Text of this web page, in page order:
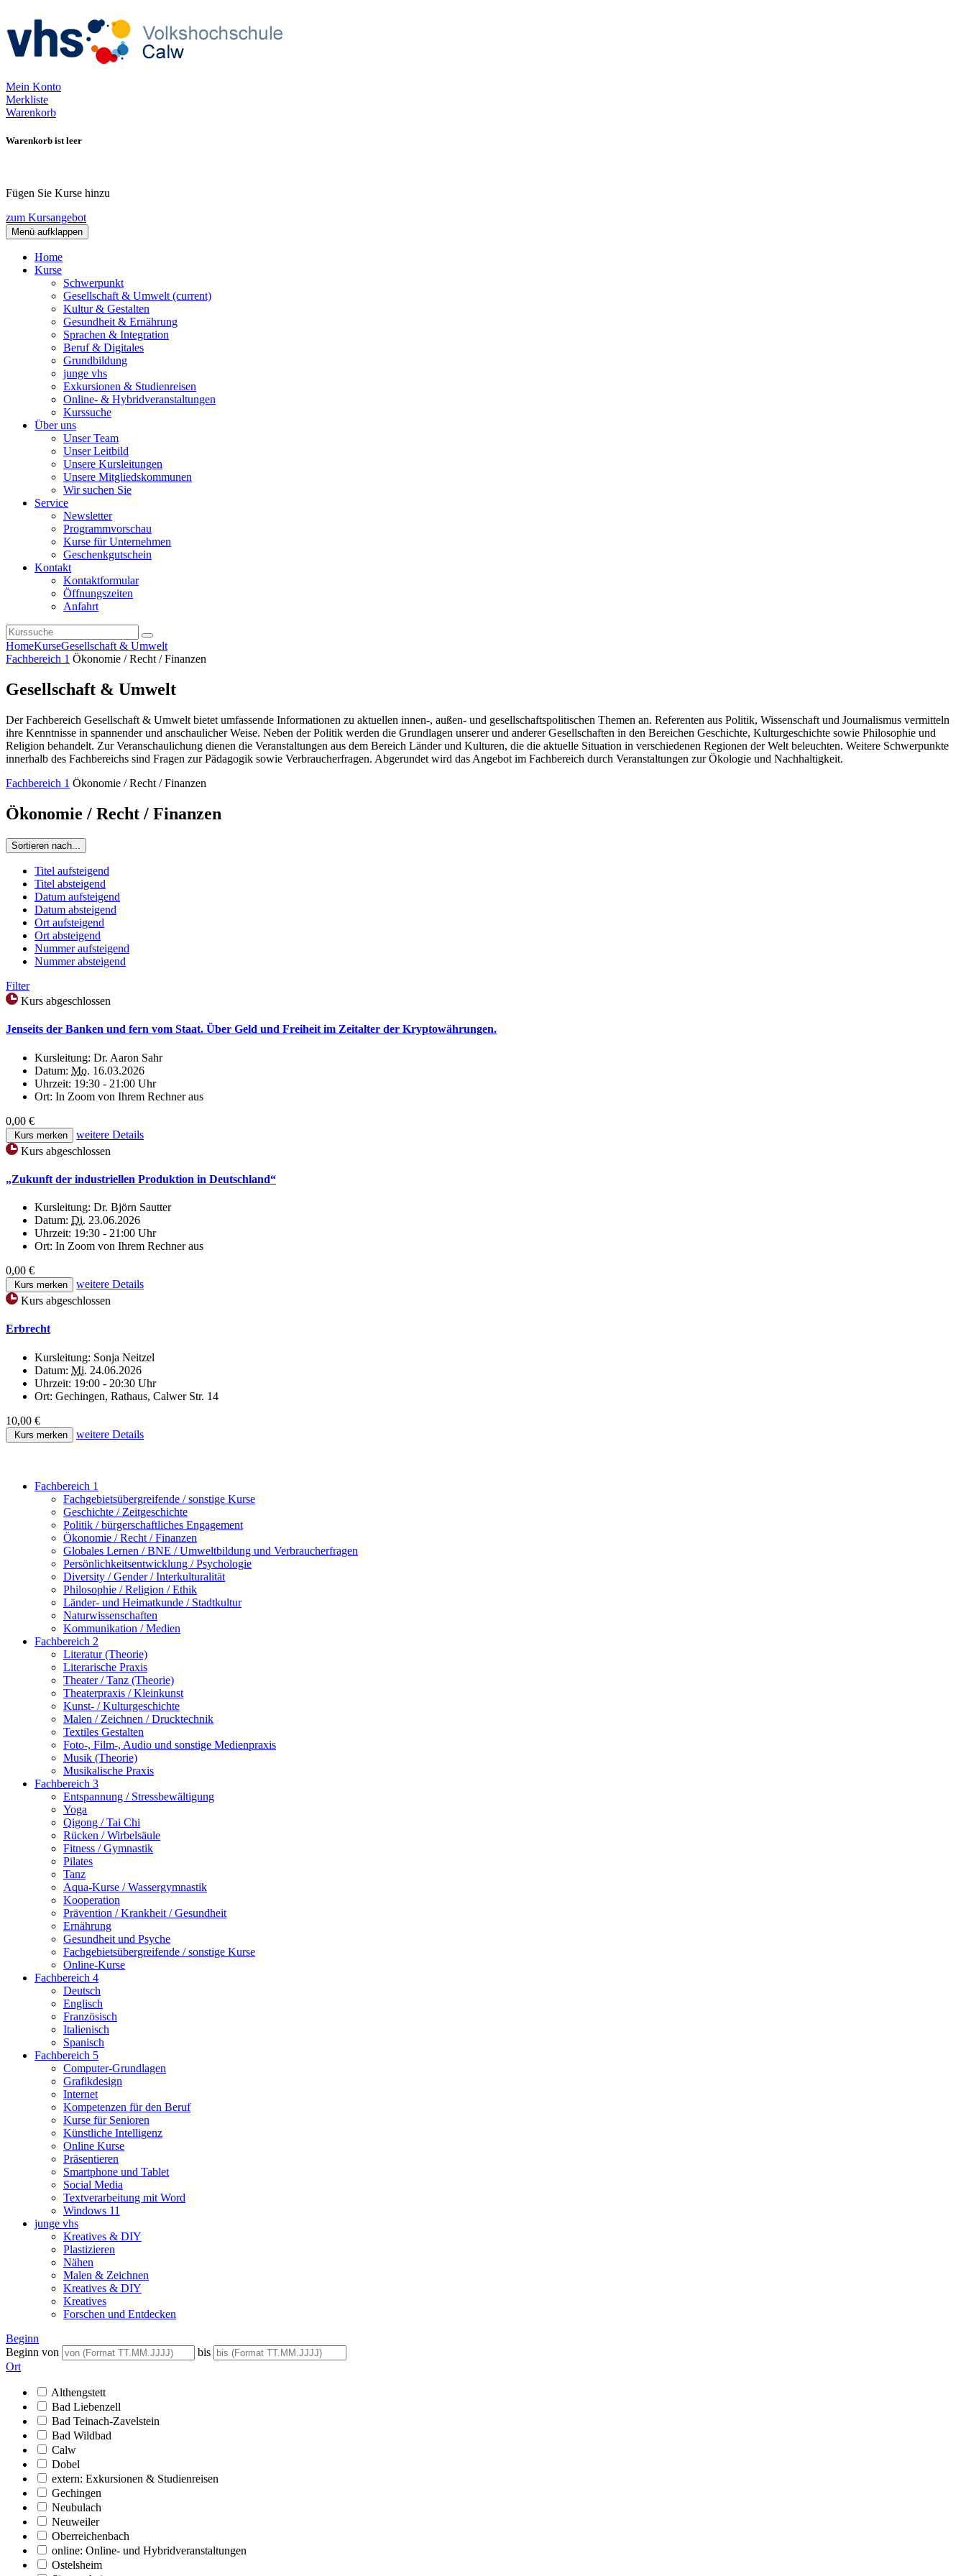
Mein Konto
Merkliste
Warenkorb
Warenkorb ist leer
Fügen Sie Kurse hinzu
zum Kursangebot
Menü aufklappen
Home
Kurse
Schwerpunkt
Gesellschaft & Umwelt (current)
Kultur & Gestalten
Gesundheit & Ernährung
Sprachen & Integration
Beruf & Digitales
Grundbildung
junge vhs
Exkursionen & Studienreisen
Online- & Hybridveranstaltungen
Kurssuche
Über uns
Unser Team
Unser Leitbild
Unsere Kursleitungen
Unsere Mitgliedskommunen
Wir suchen Sie
Service
Newsletter
Programmvorschau
Kurse für Unternehmen
Geschenkgutschein
Kontakt
Kontaktformular
Öffnungszeiten
Anfahrt
HomeKurseGesellschaft & Umwelt
Fachbereich 1 Ökonomie / Recht / Finanzen
Gesellschaft & Umwelt
Der Fachbereich Gesellschaft & Umwelt bietet umfassende Informationen zu aktuellen innen-, außen- und gesellschaftspolitischen Themen an. Referenten aus Politik, Wissenschaft und Journalismus vermitteln
ihre Kenntnisse in spannender und anschaulicher Weise. Neben der Politik werden die Grundlagen unserer und anderer Gesellschaften in den Bereichen Geschichte, Kulturgeschichte sowie Philosophie und
Religion behandelt. Zur Veranschaulichung dienen die Veranstaltungen aus dem Bereich Länder und Kulturen, die die aktuelle Situation in verschiedenen Regionen der Welt beleuchten. Weitere Schwerpunkte
innerhalb des Fachbereichs sind Fragen zur Pädagogik sowie Verbraucherfragen. Abgerundet wird das Angebot im Fachbereich durch Veranstaltungen zur Ökologie und Nachhaltigkeit.
Fachbereich 1 Ökonomie / Recht / Finanzen
Ökonomie / Recht / Finanzen
Sortieren nach...
Titel aufsteigend
Titel absteigend
Datum aufsteigend
Datum absteigend
Ort aufsteigend
Ort absteigend
Nummer aufsteigend
Nummer absteigend
Filter
Kurs abgeschlossen
Jenseits der Banken und fern vom Staat. Über Geld und Freiheit im Zeitalter der Kryptowährungen.
Kursleitung: Dr. Aaron Sahr
Datum: Mo. 16.03.2026
Uhrzeit: 19:30 - 21:00 Uhr
Ort: In Zoom von Ihrem Rechner aus
0,00 €
Kurs merken
weitere Details
Kurs abgeschlossen
„Zukunft der industriellen Produktion in Deutschland“
Kursleitung: Dr. Björn Sautter
Datum: Di. 23.06.2026
Uhrzeit: 19:30 - 21:00 Uhr
Ort: In Zoom von Ihrem Rechner aus
0,00 €
Kurs merken
weitere Details
Kurs abgeschlossen
Erbrecht
Kursleitung: Sonja Neitzel
Datum: Mi. 24.06.2026
Uhrzeit: 19:00 - 20:30 Uhr
Ort: Gechingen, Rathaus, Calwer Str. 14
10,00 €
Kurs merken weitere Details
Fachbereich 1
Fachgebietsübergreifende / sonstige Kurse
Geschichte / Zeitgeschichte
Politik / bürgerschaftliches Engagement
Ökonomie / Recht / Finanzen
Globales Lernen / BNE / Umweltbildung und Verbraucherfragen
Persönlichkeitsentwicklung / Psychologie
Diversity / Gender / Interkulturalität
Philosophie / Religion / Ethik
Länder- und Heimatkunde / Stadtkultur
Naturwissenschaften
Kommunikation / Medien
Fachbereich 2
Literatur (Theorie)
Literarische Praxis
Theater / Tanz (Theorie)
Theaterpraxis / Kleinkunst
Kunst- / Kulturgeschichte
Malen / Zeichnen / Drucktechnik
Textiles Gestalten
Foto-, Film-, Audio und sonstige Medienpraxis
Musik (Theorie)
Musikalische Praxis
Fachbereich 3
Entspannung / Stressbewältigung
Yoga
Qigong / Tai Chi
Rücken / Wirbelsäule
Fitness / Gymnastik
Pilates
Tanz
Aqua-Kurse / Wassergymnastik
Kooperation
Prävention / Krankheit / Gesundheit
Ernährung
Gesundheit und Psyche
Fachgebietsübergreifende / sonstige Kurse
Online-Kurse
Fachbereich 4
Deutsch
Englisch
Französisch
Italienisch
Spanisch
Fachbereich 5
Computer-Grundlagen
Grafikdesign
Internet
Kompetenzen für den Beruf
Kurse für Senioren
Künstliche Intelligenz
Online Kurse
Präsentieren
Smartphone und Tablet
Social Media
Textverarbeitung mit Word
Windows 11
junge vhs
Kreatives & DIY
Plastizieren
Nähen
Malen & Zeichnen
Kreatives & DIY
Kreatives
Forschen und Entdecken
Beginn
Beginn von
bis
Ort
Althengstett
Bad Liebenzell
Bad Teinach-Zavelstein
Bad Wildbad
Calw
Dobel
extern: Exkursionen & Studienreisen
Gechingen
Neubulach
Neuweiler
Oberreichenbach
online: Online- und Hybridveranstaltungen
Ostelsheim